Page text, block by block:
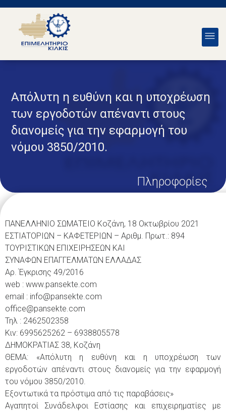
Απόλυτη η ευθύνη και η υποχρέωση
των εργοδοτών απέναντι στους
διανομείς για την εφαρμογή του
νόμου 3850/2010.
Πληροφορίες
ΠΑΝΕΛΛΗΝΙΟ ΣΩΜΑΤΕΙΟ Κοζάνη, 18 Οκτωβρίου 2021
ΕΣΤΙΑΤΟΡΙΩΝ – ΚΑΦΕΤΕΡΙΩΝ – Αριθμ. Πρωτ.: 894
ΤΟΥΡΙΣΤΙΚΩΝ ΕΠΙΧΕΙΡΗΣΕΩΝ ΚΑΙ
ΣΥΝΑΦΩΝ ΕΠΑΓΓΕΛΜΑΤΩΝ ΕΛΛΑΔΑΣ
Αρ. Έγκρισης 49/2016
web : www.pansekte.com
email : info@pansekte.com
office@pansekte.com
Τηλ : 2462502358
Κιν: 6995625262 – 6938805578
ΔΗΜΟΚΡΑΤΙΑΣ 38, Κοζάνη
ΘΕΜΑ: «Απόλυτη η ευθύνη και η υποχρέωση των
εργοδοτών απέναντι στους διανομείς για την εφαρμογή
του νόμου 3850/2010.
Εξοντωτικά τα πρόστιμα από τις παραβάσεις»
Αγαπητοί Συνάδελφοι Εστίασης και επιχειρηματίες με